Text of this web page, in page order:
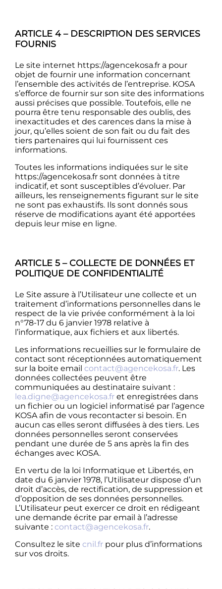
ARTICLE 4 – DESCRIPTION DES SERVICES
FOURNIS
Le site internet https://agencekosa.fr a pour
objet de fournir une information concernant
l’ensemble des activités de l’entreprise. KOSA
s’efforce de fournir sur son site des informations
aussi précises que possible. Toutefois, elle ne
pourra être tenu responsable des oublis, des
inexactitudes et des carences dans la mise à
jour, qu’elles soient de son fait ou du fait des
tiers partenaires qui lui fournissent ces
informations.
Toutes les informations indiquées sur le site
https://agencekosa.fr sont données à titre
indicatif, et sont susceptibles d’évoluer. Par
ailleurs, les renseignements figurant sur le site
ne sont pas exhaustifs. Ils sont donnés sous
réserve de modifications ayant été apportées
depuis leur mise en ligne.
ARTICLE 5 – COLLECTE DE DONNÉES ET
POLITIQUE DE CONFIDENTIALITÉ
Le Site assure à l’Utilisateur une collecte et un
traitement d’informations personnelles dans le
respect de la vie privée conformément à la loi
n°78-17 du 6 janvier 1978 relative à
l’informatique, aux fichiers et aux libertés.
Les informations recueillies sur le formulaire de
contact sont réceptionnées automatiquement
sur la boite email contact@agencekosa.fr. Les
données collectées peuvent être
communiquées au destinataire suivant :
lea.digne@agencekosa.fr et enregistrées dans
un fichier ou un logiciel informatisé par l’agence
KOSA afin de vous recontacter si besoin. En
aucun cas elles seront diffusées à des tiers. Les
données personnelles seront conservées
pendant une durée de 5 ans après la fin des
échanges avec KOSA.
En vertu de la loi Informatique et Libertés, en
date du 6 janvier 1978, l’Utilisateur dispose d’un
droit d’accès, de rectification, de suppression et
d’opposition de ses données personnelles.
L’Utilisateur peut exercer ce droit en rédigeant
une demande écrite par email à l’adresse
suivante : contact@agencekosa.fr.
Consultez le site cnil.fr pour plus d’informations
sur vos droits.